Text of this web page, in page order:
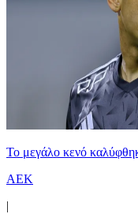
Το μεγάλο κενό
ΑΕΚ
|